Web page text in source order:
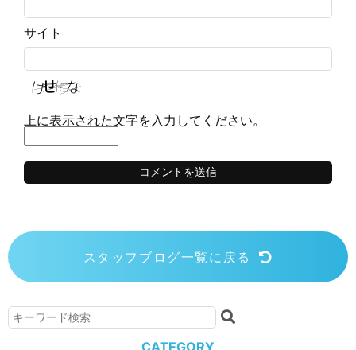
サイト
上に表示された文字を入力してください。
スタッフブログ一覧に戻る